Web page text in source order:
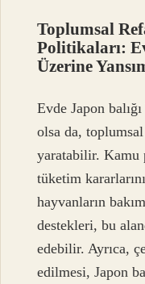
Toplumsal
Politikaları:
Üzerine
Evde Japon
olsa da,
yaratabilir. Kamu
tüketim
hayvanların
destekleri, bu
edebilir. Ayrıca,
edilmesi, Japon